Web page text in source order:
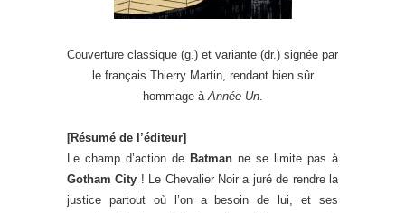
Couverture classique (g.) et variante (dr.) signée par
le français Thierry Martin, rendant bien sûr
hommage àAnnée Un.
[Résumé de l’éditeur]
Le champ d’action de Batman ne se limite pas à
Gotham City ! Le Chevalier Noir a juré de rendre la
justice partout où l’on a besoin de lui, et ses